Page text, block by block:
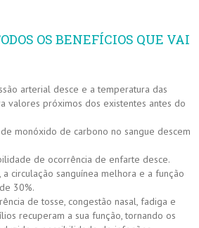
OS BENEFÍCIOS QUE VAI
arterial desce e a temperatura das
valores próximos dos existentes antes do
monóxido de carbono no sangue descem
de ocorrência de enfarte desce.
circulação sanguínea melhora e a função
30%.
de tosse, congestão nasal, fadiga e
recuperam a sua função, tornando os